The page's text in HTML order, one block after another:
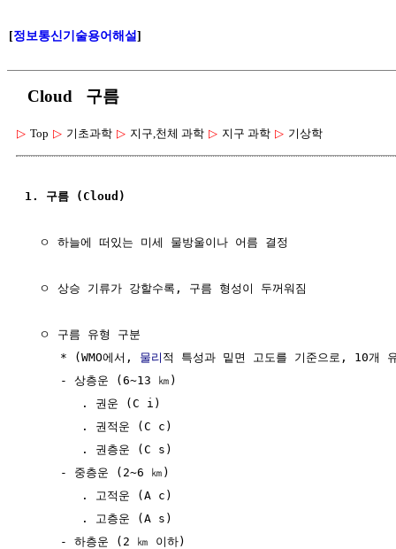
[정보통신기술용어해설]
Cloud 구름
▷ Top ▷ 기초과학 ▷ 지구,천체 과학 ▷ 지구 과학 ▷ 기상학
1. 구름 (Cloud)
  ㅇ 하늘에 떠있는 미세 물방울이나 어름 결정
  ㅇ 상승 기류가 강할수록, 구름 형성이 두꺼워짐
  ㅇ 구름 유형 구분
     * (WMO에서,
물리 적 특성과 밑면 고도를 기준으로, 10개
     - 상층운 (6~13 ㎞)
        . 권운 (C i)
        . 권적운 (C c)
        . 권층운 (C s)
     - 중층운 (2~6 ㎞)
        . 고적운 (A c)
        . 고층운 (A s)
     - 하층운 (2 ㎞ 이하)